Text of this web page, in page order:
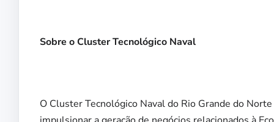
Sobre o Cluster Tecnológico Naval
O Cluster Tecnológico Naval do Rio Grande do